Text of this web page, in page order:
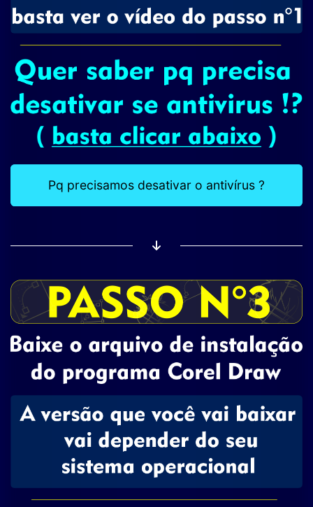
Pq precisamos desativar o antivírus ?